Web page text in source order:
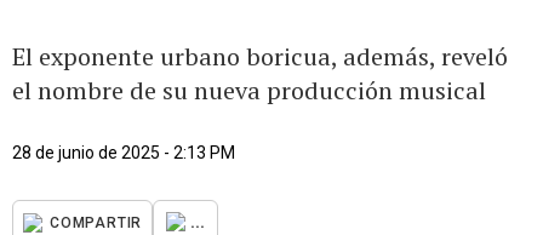
El exponente urbano boricua, además, reveló
el nombre de su nueva producción musical
28 de junio de 2025 - 2:13 PM
COMPARTIR ...